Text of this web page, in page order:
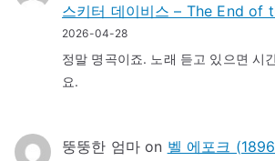
스키터 데이비스 – The End of
2026-04-28
정말 명곡이죠. 노래 듣고 있으면 시
요.
뚱뚱한 엄마on 벨 에포크